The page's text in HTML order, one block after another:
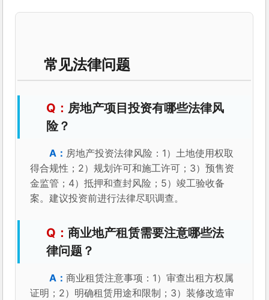
常见法律问题
房地产项目投资有哪些法律风
险？
房地产投资法律风险：1）土地使用权取
得合规性；2）规划许可和施工许可；3）预售资
金监管；4）抵押和查封风险；5）竣工验收备
案。建议投资前进行法律尽职调查。
商业地产租赁需要注意哪些法
律问题？
商业租赁注意事项：1）审查出租方权属
证明；2）明确租赁用途和限制；3）装修改造审